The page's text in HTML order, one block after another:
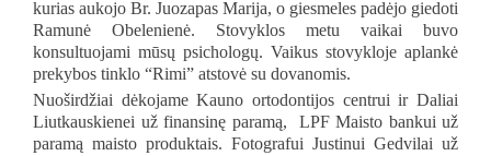
kurias aukojo Br. Juozapas Marija, o giesmeles padėjo giedoti
Ramunė Obelenienė. Stovyklos metu vaikai buvo
konsultuojami mūsų psichologų. Vaikus stovykloje aplankė
prekybos tinklo “Rimi” atstovė su dovanomis.
Nuoširdžiai dėkojame Kauno ortodontijos centrui ir Daliai
Liutkauskienei už finansinę paramą, LPF Maisto bankui už
paramą maisto produktais. Fotografui Justinui Gedvilai už